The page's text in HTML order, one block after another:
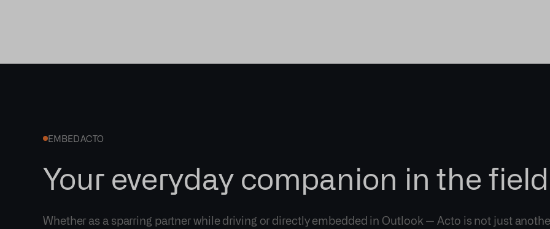
EMBED ACTO
Your everyday companion in the field
Whether as a sparring partner while driving or directly embedded in Outlook — Acto is not just